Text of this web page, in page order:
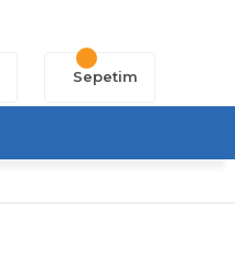
Sepetim